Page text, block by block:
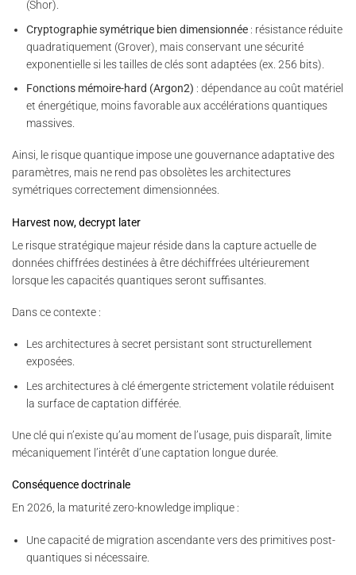
(Shor).
Cryptographie symétrique bien dimensionnée : résistance réduite
quadratiquement (Grover), mais conservant une sécurité
exponentielle si les tailles de clés sont adaptées (ex. 256 bits).
Fonctions mémoire-hard (Argon2) : dépendance au coût matériel
et énergétique, moins favorable aux accélérations quantiques
massives.
Ainsi, le risque quantique impose une gouvernance adaptative des
paramètres, mais ne rend pas obsolètes les architectures
symétriques correctement dimensionnées.
Harvest now, decrypt later
Le risque stratégique majeur réside dans la capture actuelle de
données chiffrées destinées à être déchiffrées ultérieurement
lorsque les capacités quantiques seront suffisantes.
Dans ce contexte :
Les architectures à secret persistant sont structurellement
exposées.
Les architectures à clé émergente strictement volatile réduisent
la surface de captation différée.
Une clé qui n’existe qu’au moment de l’usage, puis disparaît, limite
mécaniquement l’intérêt d’une captation longue durée.
Conséquence doctrinale
En 2026, la maturité zero-knowledge implique :
Une capacité de migration ascendante vers des primitives post-
quantiques si nécessaire.